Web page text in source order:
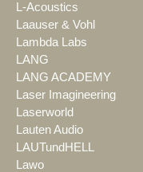
L-Acoustics
Laauser & Vohl
Lambda Labs
LANG
LANG ACADEMY
Laser Imagineering
Laserworld
Lauten Audio
LAUTundHELL
Lawo